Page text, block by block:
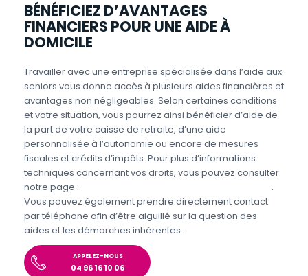
BÉNÉFICIEZ D’AVANTAGES
FINANCIERS POUR UNE AIDE À
DOMICILE
Travailler avec une entreprise spécialisée dans l’aide aux
seniors vous donne accès à plusieurs aides financières et
avantages non négligeables. Selon certaines conditions
et votre situation, vous pourrez ainsi bénéficier d’aide de
la part de votre caisse de retraite, d’une aide
personnalisée à l’autonomie ou encore de mesures
fiscales et crédits d’impôts. Pour plus d’informations
techniques concernant vos droits, vous pouvez consulter
notre page :
.
Vous pouvez également prendre directement contact
par téléphone afin d’être aiguillé sur la question des
aides et les démarches inhérentes.
APPELEZ-NOUS
04 96 16 10 06